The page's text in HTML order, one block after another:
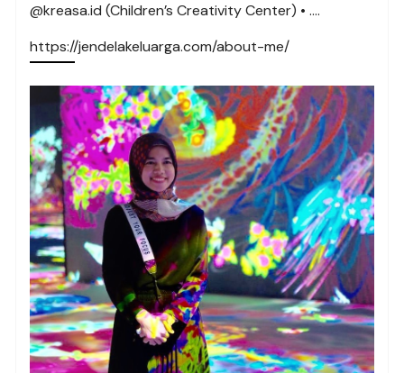
@kreasa.id (Children’s Creativity Center) • ….
https://jendelakeluarga.com/about-me/